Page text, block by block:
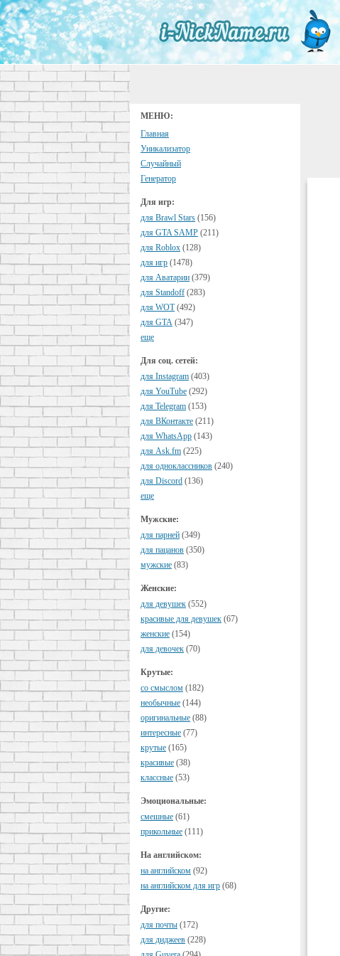
МЕНЮ:
Главная
Уникализатор
Случайный
Генератор
Для игр:
для Brawl Stars (156)
для GTA SAMP (211)
для Roblox (128)
для игр (1478)
для Аватарии (379)
для Standoff (283)
для WOT (492)
для GTA (347)
еще
Для соц. сетей:
для Instagram (403)
для YouTube (292)
для Telegram (153)
для ВКонтакте (211)
для WhatsApp (143)
для Ask.fm (225)
для одноклассников (240)
для Discord (136)
еще
Мужские:
для парней (349)
для пацанов (350)
мужские (83)
Женские:
для девушек (552)
красивые для девушек (67)
женские (154)
для девочек (70)
Крутые:
cо смыслом (182)
необычные (144)
оригинальные (88)
интересные (77)
крутые (165)
красивые (38)
классные (53)
Эмоциональные:
смешные (61)
прикольные (111)
На английском:
на английском (92)
на английском для игр (68)
Другие:
для почты (172)
для диджеев (228)